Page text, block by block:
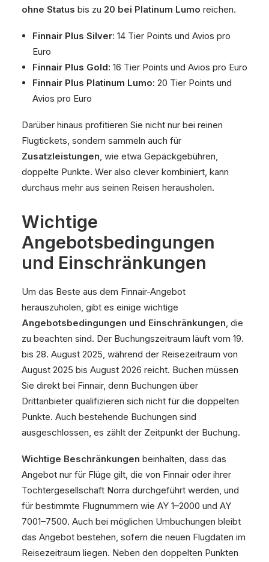
ohne Status bis zu 20 bei Platinum Lumo reichen.
Finnair Plus Silver: 14 Tier Points und Avios pro
Euro
Finnair Plus Gold: 16 Tier Points und Avios pro Euro
Finnair Plus Platinum Lumo: 20 Tier Points und
Avios pro Euro
Darüber hinaus profitieren Sie nicht nur bei reinen
Flugtickets, sondern sammeln auch für
Zusatzleistungen, wie etwa Gepäckgebühren,
doppelte Punkte. Wer also clever kombiniert, kann
durchaus mehr aus seinen Reisen herausholen.
Wichtige
Angebotsbedingungen
und Einschränkungen
Um das Beste aus dem Finnair-Angebot
herauszuholen, gibt es einige wichtige
Angebotsbedingungen und Einschränkungen, die
zu beachten sind. Der Buchungszeitraum läuft vom 19.
bis 28. August 2025, während der Reisezeitraum von
August 2025 bis August 2026 reicht. Buchen müssen
Sie direkt bei Finnair, denn Buchungen über
Drittanbieter qualifizieren sich nicht für die doppelten
Punkte. Auch bestehende Buchungen sind
ausgeschlossen, es zählt der Zeitpunkt der Buchung.
Wichtige Beschränkungen beinhalten, dass das
Angebot nur für Flüge gilt, die von Finnair oder ihrer
Tochtergesellschaft Norra durchgeführt werden, und
für bestimmte Flugnummern wie AY 1–2000 und AY
7001–7500. Auch bei möglichen Umbuchungen bleibt
das Angebot bestehen, sofern die neuen Flugdaten im
Reisezeitraum liegen. Neben den doppelten Punkten